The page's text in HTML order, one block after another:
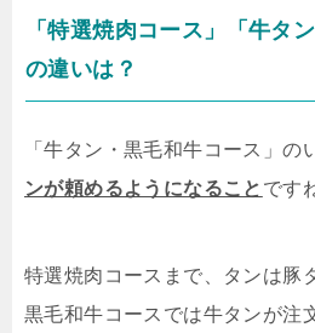
「特選焼肉コース」「牛タ
の違いは？
「牛タン・黒毛和牛コース」の
ンが頼めるようになること です
特選焼肉コースまで、タンは豚
黒毛和牛コースでは牛タンが注